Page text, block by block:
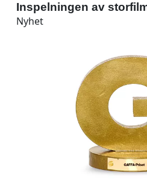
Inspelningen av
Nyhet